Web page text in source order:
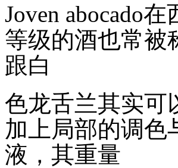
Joven abocado在
等级的酒也常被
跟白
色龙舌兰其实可
加上局部的调色
液，其重量